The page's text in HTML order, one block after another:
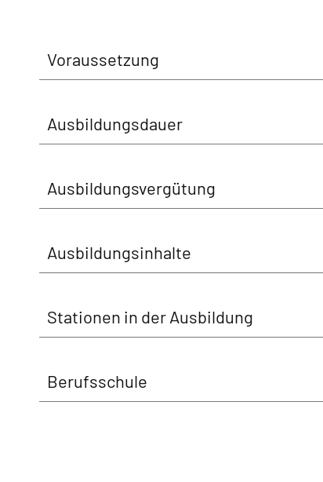
Voraussetzung
Ausbildungsdauer
Ausbildungsvergütung
Ausbildungsinhalte
Stationen in der Ausbildung
Berufsschule